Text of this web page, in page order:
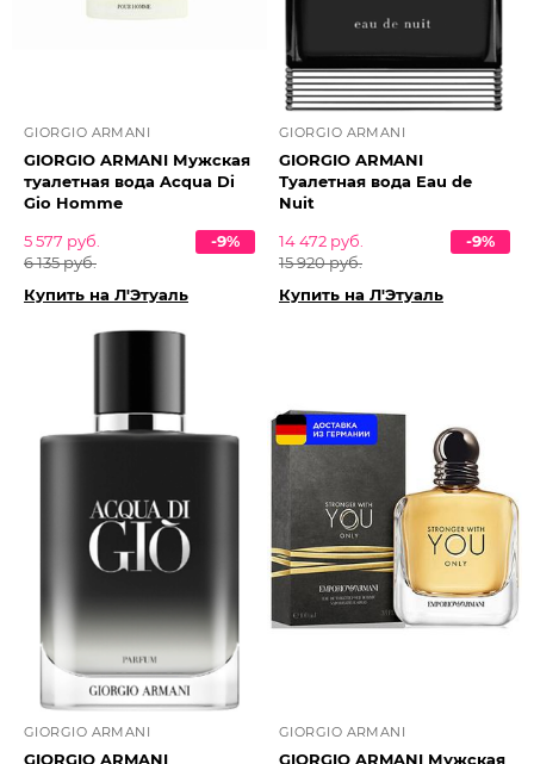
GIORGIO ARMANI
GIORGIO ARMANI Мужская
туалетная вода Acqua Di
Gio Homme
5 577 руб.
6 135 руб.
-9%
Купить на Л'Этуаль
GIORGIO ARMANI
GIORGIO ARMANI
Туалетная вода Eau de
Nuit
14 472 руб.
15 920 руб.
-9%
Купить на Л'Этуаль
GIORGIO ARMANI
GIORGIO ARMANI
GIORGIO ARMANI
GIORGIO ARMANI Мужская